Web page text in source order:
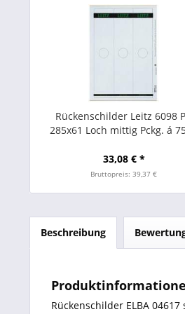
Rückenschilder Leitz 6098
285x61 Loch mittig Pckg. á
33,08 € *
Bruttopreis: 39,37 €
Beschreibung
Rückenschilder ELBA